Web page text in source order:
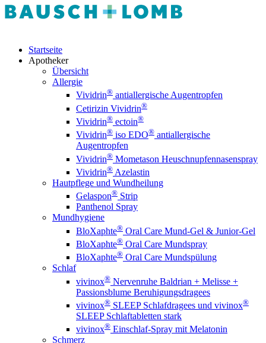
Startseite
Apotheker
Übersicht
Allergie
Vividrin® antiallergische Augentropfen
Cetirizin Vividrin®
Vividrin® ectoin®
Vividrin® iso EDO® antiallergische
Augentropfen
Vividrin® Mometason Heuschnupfennasenspray
Vividrin® Azelastin
Hautpflege und Wundheilung
Gelaspon® Strip
Panthenol Spray
Mundhygiene
BloXaphte® Oral Care Mund-Gel & Junior-Gel
BloXaphte® Oral Care Mundspray
BloXaphte® Oral Care Mundspülung
Schlaf
vivinox® Nervenruhe Baldrian + Melisse +
Passionsblume Beruhigungsdragees
vivinox® SLEEP Schlafdragees und vivinox®
SLEEP Schlaftabletten stark
vivinox® Einschlaf-Spray mit Melatonin
Schmerz